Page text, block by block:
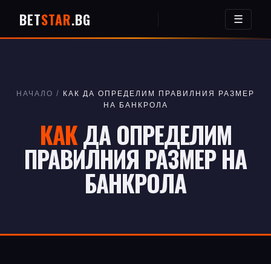
BETSTAR.BG ☰
НАЧАЛО / КАК ДА ОПРЕДЕЛИМ ПРАВИЛНИЯ РАЗМЕР
НА БАНКРОЛА
КАКДА ОПРЕДЕЛИМ
ПРАВИЛНИЯ РАЗМЕР НА
БАНКРОЛА